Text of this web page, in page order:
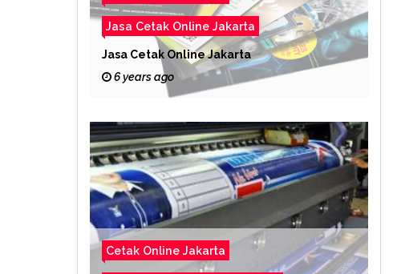
Jasa Cetak Online Jakarta
Jasa Cetak Online Jakarta
6 years ago
Cetak Online Jakarta